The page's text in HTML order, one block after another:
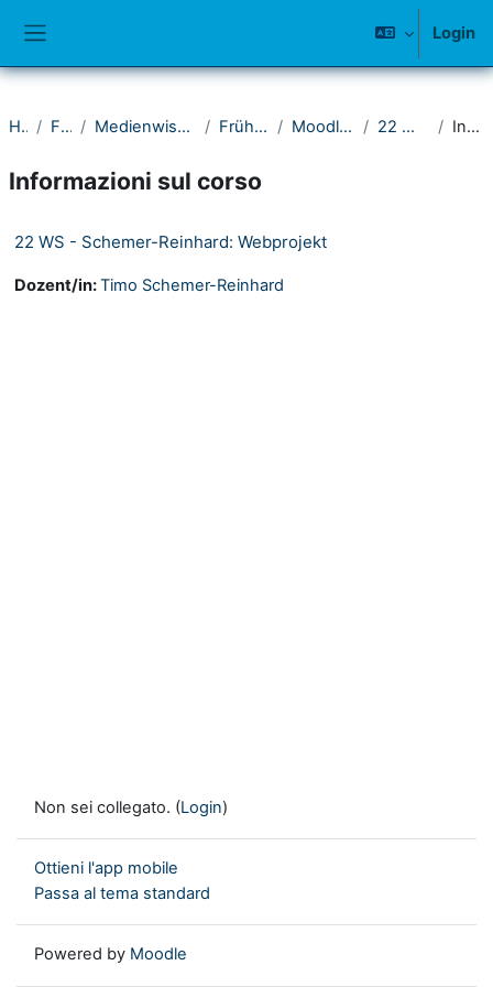
Login
Home Fakultät I Medienwissenschaftliches Seminar Frühere Semester Moodle-Kurse ab 2021 22 Wintersemester Introduzione
Informazioni sul corso
22 WS - Schemer-Reinhard: Webprojekt
Dozent/in:Timo Schemer-Reinhard
Non sei collegato. (Login)
Ottieni l'app mobile
Passa al tema standard
Powered by Moodle